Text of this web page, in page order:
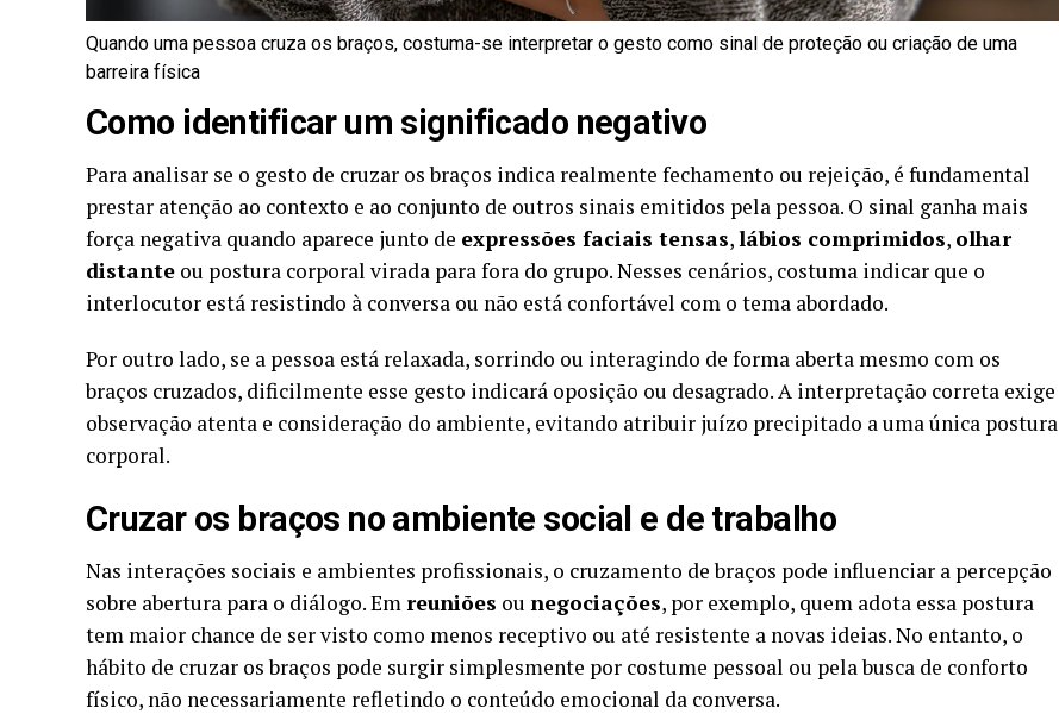
Quando uma pessoa cruza os braços, costuma-se interpretar o gesto como sinal de proteção ou criação de uma
barreira física
Como identificar um significado negativo
Para analisar se o gesto de cruzar os braços indica realmente fechamento ou rejeição, é fundamental
prestar atenção ao contexto e ao conjunto de outros sinais emitidos pela pessoa. O sinal ganha mais
força negativa quando aparece junto de expressões faciais tensas,lábios comprimidos, olhar
distante ou postura corporal virada para fora do grupo. Nesses cenários, costuma indicar que o
interlocutor está resistindo à conversa ou não está confortável com o tema abordado.
Por outro lado, se a pessoa está relaxada, sorrindo ou interagindo de forma aberta mesmo com os
braços cruzados, dificilmente esse gesto indicará oposição ou desagrado. A interpretação correta exige
observação atenta e consideração do ambiente, evitando atribuir juízo precipitado a uma única postura
corporal.
Cruzar os braços no ambiente social e de trabalho
Nas interações sociais e ambientes profissionais, o cruzamento de braços pode influenciar a percepção
sobre abertura para o diálogo. Emreuniões ou negociações, por exemplo, quem adota essa postura
tem maior chance de ser visto como menos receptivo ou até resistente a novas ideias. No entanto, o
hábito de cruzar os braços pode surgir simplesmente por costume pessoal ou pela busca de conforto
físico, não necessariamente refletindo o conteúdo emocional da conversa.